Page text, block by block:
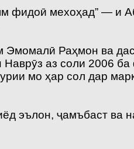
фидоӣ мехоҳад” — и
Раҳмон ва
аз соли 2006
мо ҳар сол дар
эълон, ҷамъбаст ва